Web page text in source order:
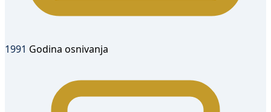
1991 Godina osnivanja